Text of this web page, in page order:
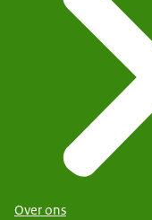
Over ons